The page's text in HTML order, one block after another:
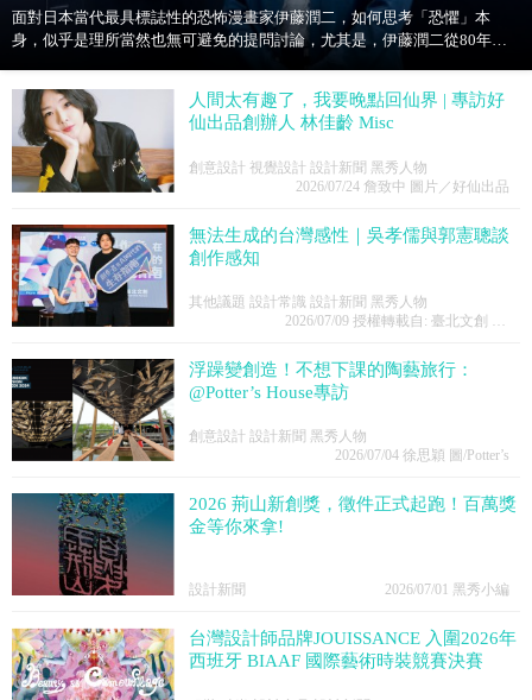
面對日本當代最具標誌性的恐怖漫畫家伊藤潤二，如何思考「恐懼」本
身，似乎是理所當然也無可避免的提問討論，尤其是，伊藤潤二從80年代
人間太有趣了，我要晚點回仙界 | 專訪好
仙出品創辦人 林佳齡 Misc
創意設計 視覺設計 設計新聞 黑秀人物
2026/07/24詹致中 圖片／好仙出品
無法生成的台灣感性｜吳孝儒與郭憲聰談
創作感知
其他議題 設計常識 設計新聞 黑秀人物
2026/07/09授權轉載自: 臺北文創 名家觀點
浮躁變創造！不想下課的陶藝旅行：
@Potter’s House專訪
創意設計 設計新聞 黑秀人物
2026/07/04徐思穎 圖/Potter’s
2026 荊山新創獎，徵件正式起跑！百萬獎
金等你來拿!
設計新聞 2026/07/01 黑秀小編
台灣設計師品牌JOUISSANCE 入圍2026年
西班牙 BIAAF 國際藝術時裝競賽決賽